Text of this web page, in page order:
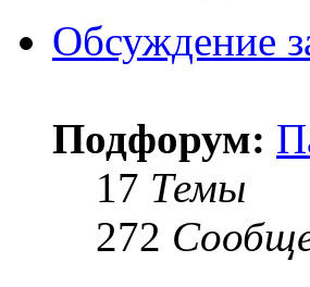
Обсуждение
Подфорум:
17 Темы
272